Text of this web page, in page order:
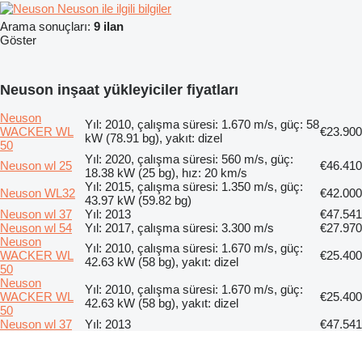
Neuson ile ilgili bilgiler
Arama sonuçları: 9 ilan
Göster
Neuson inşaat yükleyiciler fiyatları
Neuson
WACKER WL
50
Yıl: 2010, çalışma süresi: 1.670 m/s, güç: 58
kW (78.91 bg), yakıt: dizel
€23.900
Neuson wl 25
Yıl: 2020, çalışma süresi: 560 m/s, güç:
18.38 kW (25 bg), hız: 20 km/s
€46.410
Neuson WL32
Yıl: 2015, çalışma süresi: 1.350 m/s, güç:
43.97 kW (59.82 bg)
€42.000
Neuson wl 37
Yıl: 2013
€47.541
Neuson wl 54
Yıl: 2017, çalışma süresi: 3.300 m/s
€27.970
Neuson
WACKER WL
50
Yıl: 2010, çalışma süresi: 1.670 m/s, güç:
42.63 kW (58 bg), yakıt: dizel
€25.400
Neuson
WACKER WL
50
Yıl: 2010, çalışma süresi: 1.670 m/s, güç:
42.63 kW (58 bg), yakıt: dizel
€25.400
Neuson wl 37
Yıl: 2013 €47.541